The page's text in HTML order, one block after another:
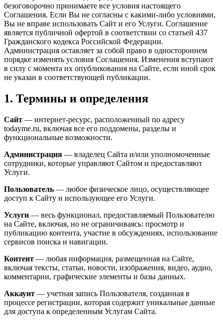
безоговорочно принимаете все условия настоящего
Соглашения. Если Вы не согласны с какими-либо условиями,
Вы не вправе использовать Сайт и его Услуги. Соглашение
является публичной офертой в соответствии со статьей 437
Гражданского кодекса Российской Федерации.
Администрация оставляет за собой право в одностороннем
порядке изменять условия Соглашения. Изменения вступают
в силу с момента их опубликования на Сайте, если иной срок
не указан в соответствующей публикации.
1. Термины и определения
Сайт — интернет-ресурс, расположенный по адресу
todayme.ru, включая все его поддомены, разделы и
функциональные возможности.
Администрация — владелец Сайта и/или уполномоченные
сотрудники, которые управляют Сайтом и предоставляют
Услуги.
Пользователь — любое физическое лицо, осуществляющее
доступ к Сайту и использующее его Услуги.
Услуги — весь функционал, предоставляемый Пользователю
на Сайте, включая, но не ограничиваясь: просмотр и
публикацию контента, участие в обсуждениях, использование
сервисов поиска и навигации.
Контент — любая информация, размещенная на Сайте,
включая тексты, статьи, новости, изображения, видео, аудио,
комментарии, графические элементы и базы данных.
Аккаунт — учетная запись Пользователя, созданная в
процессе регистрации, которая содержит уникальные данные
для доступа к определенным Услугам Сайта.